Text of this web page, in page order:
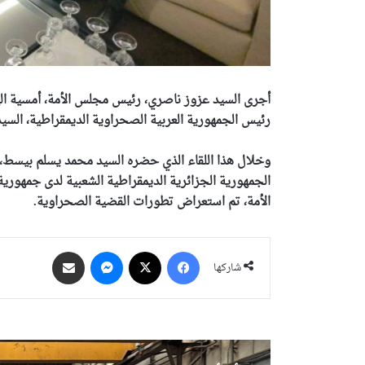
رئيس الجمهورية العربية الصحراوية الديمقراطية،
وخلال هذا اللقاء الذي حضره السيد محمد يسلم
الجمهورية الجزائرية الديمقراطية الشعبية لدى
الأمة، تم استعراض تطورات القضية الصحراوية.
شاركها
فيسبوك ماسنجر